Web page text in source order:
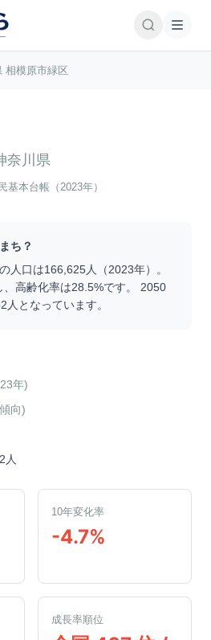
相模原市緑区
奈川県
基本台帳（2023年）
ち？
の人口は166,625人（2023年）。
、高齢化率は28.5%です。 2050
人となっています。
年)
向)
人
10年変化率
-4.7%
成長率順位